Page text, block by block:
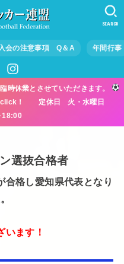
入会の注意事項 Q＆A 年間行事
SEARCH
時休業とさせていただきます。
click！ 定休日 火・水曜日
～18:00
選抜合格者
合格し愛知県代表となり
います！